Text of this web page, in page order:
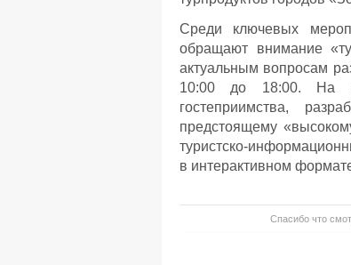
Среди ключевых
обращают внимание
актуальным вопросам
10:00 до 18:00. На
гостеприимства,
предстоящему
туристско-
в интерактивном
Спасибо что